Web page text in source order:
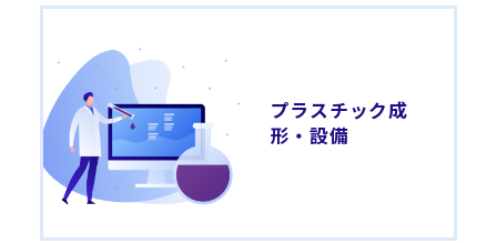
プラスチック成
形・設備